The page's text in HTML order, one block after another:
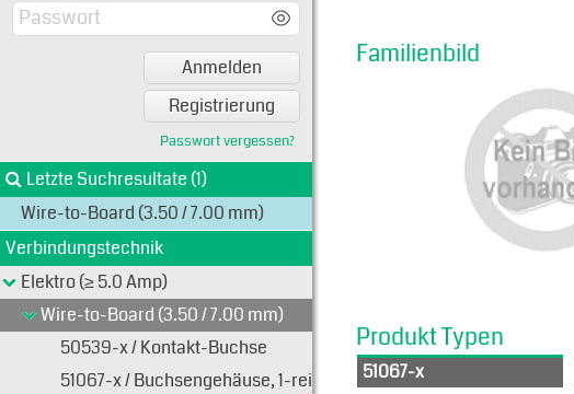
Anmelden
Registrierung
Passwort vergessen?
Letzte Suchresultate (1)
Wire-to-Board (3.50 / 7.00 mm)
Verbindungstechnik
Elektro (≥ 5.0 Amp)
Wire-to-Board (3.50 / 7.00 mm)
50539-x / Kontakt-Buchse
51067-x / Buchsengehäuse, 1-reihig
Familienbild
Produkt Typen
51067-x